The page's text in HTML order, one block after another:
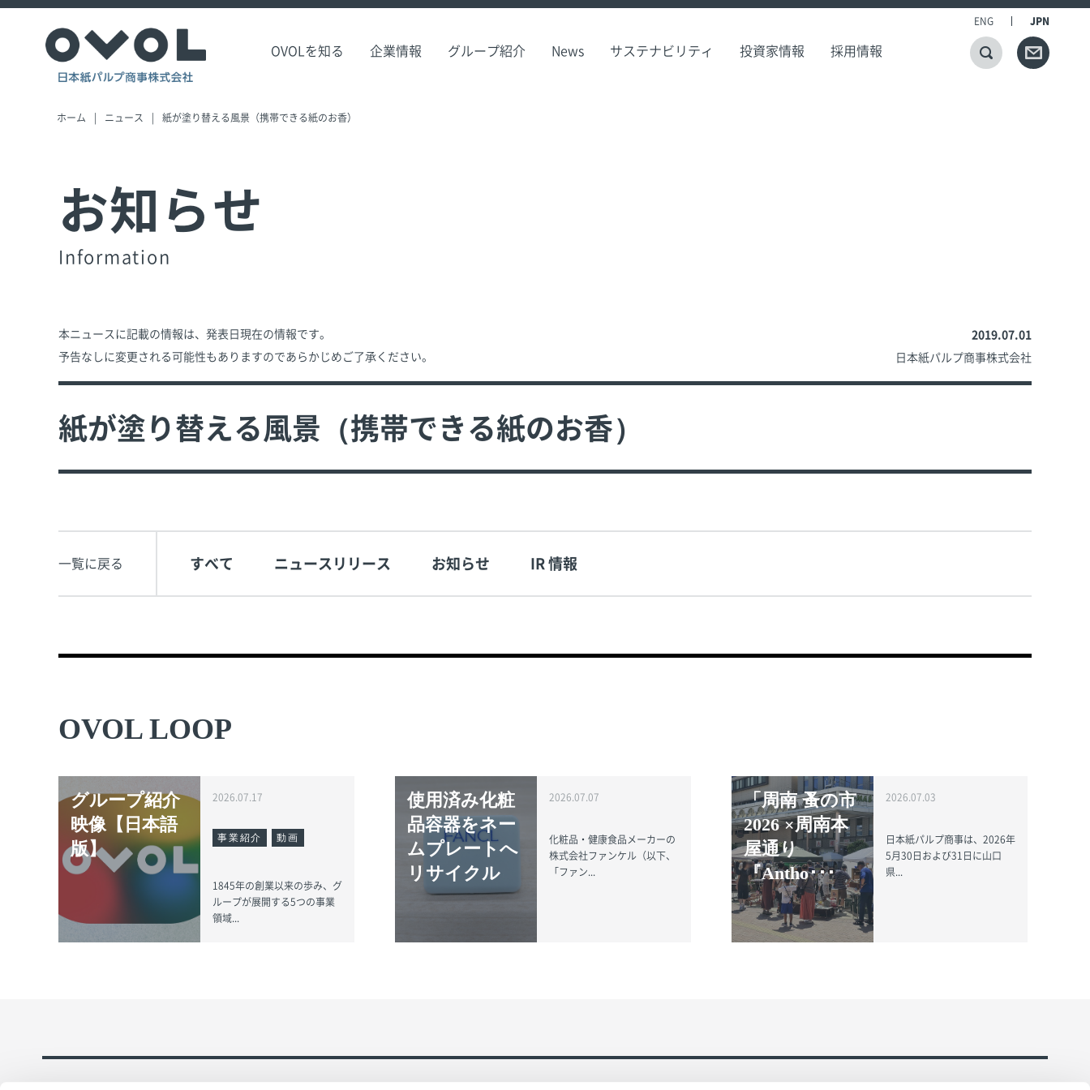
OVOLを知る 企業情報 グループ紹介 News サステナビリティ 投資家情報 採用情報
ENG JPN
ホーム ニュース 紙が塗り替える風景（携帯できる紙のお香）
お知らせ
Information
本ニュースに記載の情報は、発表日現在の情報です。
予告なしに変更される可能性もありますのであらかじめご了承ください。
2019.07.01
日本紙パルプ商事株式会社
紙が塗り替える風景（携帯できる紙のお香）
一覧に戻る すべて ニュースリリース お知らせ IR 情報
OVOL LOOP
グループ紹介
映像【日本語
版】
2026.07.17
事業紹介 動画
1845年の創業以来の歩み、グ
ループが展開する5つの事業
領域...
使用済み化粧
品容器をネー
ムプレートへ
リサイクル
2026.07.07
化粧品・健康食品メーカーの
株式会社ファンケル（以下、
「ファン...
「周南 蚤の市
2026 ×周南本
屋通り
『Antho･･･
2026.07.03
日本紙パルプ商事は、2026年
5月30日および31日に山口
県...